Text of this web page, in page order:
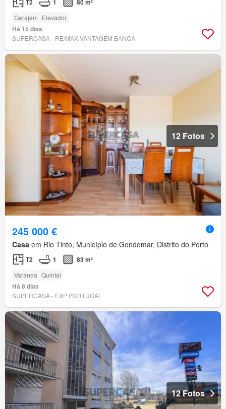
T2 1 80 m²
Garajem Elevador
Há 15 dias
SUPERCASA - RE/MAX VANTAGEM BANCA
12 Fotos
245 000 €
Casa em Rio Tinto, Município de Gondomar, Distrito do Porto
T2 1 83 m²
Varanda Quintal
Há 8 dias
SUPERCASA - EXP PORTUGAL
12 Fotos